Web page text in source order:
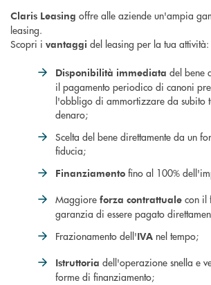
Claris Leasing offre alle aziende un'ampia
leasing.
Scopri i vantaggi del leasing per la tua attività:
Disponibilità immediata del bene
il pagamento periodico di canoni
l'obbligo di ammortizzare da subito
denaro;
Scelta del bene direttamente da un
fiducia;
Finanziamento fino al 100%
Maggiore forza contrattuale con il
garanzia di essere pagato
Frazionamento dell'IVA nel tempo;
Istruttoria dell'operazione snella e
forme di finanziamento;